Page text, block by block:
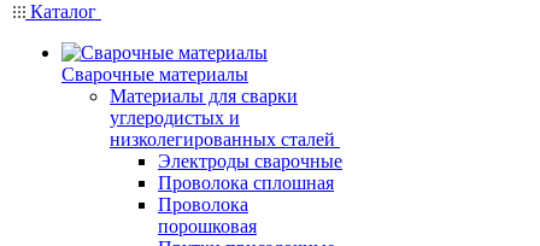
Каталог
Сварочные материалы
Материалы для сварки
углеродистых и
низколегированных сталей
Электроды сварочные
Проволока сплошная
Проволока
порошковая